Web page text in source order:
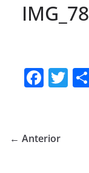
F
e
T
← Anterior